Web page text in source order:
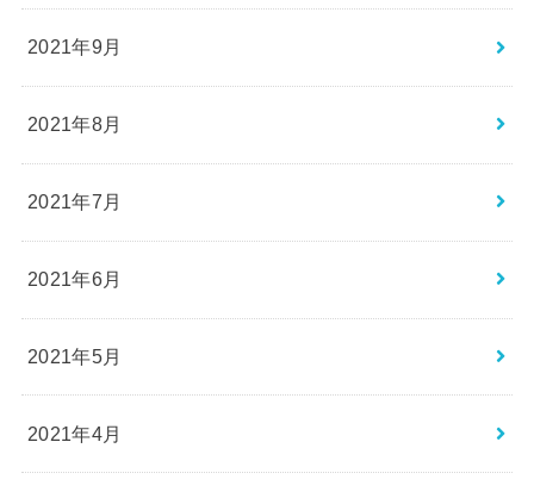
2021年9月
2021年8月
2021年7月
2021年6月
2021年5月
2021年4月